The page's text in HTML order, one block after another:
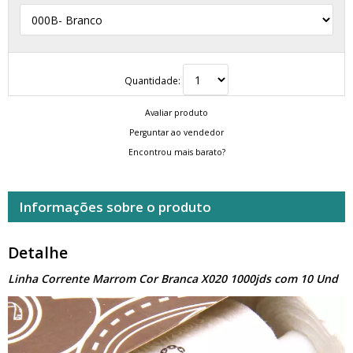
Quantidade:
Avaliar produto
Perguntar ao vendedor
Encontrou mais barato?
Informações sobre o produto
Detalhe
Linha Corrente Marrom Cor Branca X020 1000jds com 10 Und